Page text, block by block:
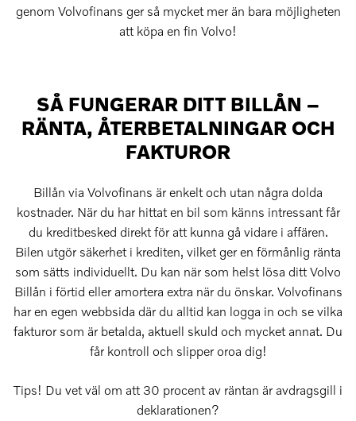
genom Volvofinans ger så mycket mer än bara möjligheten
att köpa en fin Volvo!
SÅ FUNGERAR DITT BILLÅN –
RÄNTA, ÅTERBETALNINGAR OCH
FAKTUROR
Billån via Volvofinans är enkelt och utan några dolda
kostnader. När du har hittat en bil som känns intressant får
du kreditbesked direkt för att kunna gå vidare i affären.
Bilen utgör säkerhet i krediten, vilket ger en förmånlig ränta
som sätts individuellt. Du kan när som helst lösa ditt Volvo
Billån i förtid eller amortera extra när du önskar. Volvofinans
har en egen webbsida där du alltid kan logga in och se vilka
fakturor som är betalda, aktuell skuld och mycket annat. Du
får kontroll och slipper oroa dig!
Tips! Du vet väl om att 30 procent av räntan är avdragsgill i
deklarationen?